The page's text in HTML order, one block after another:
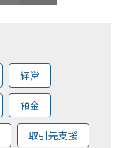
経営
預金
取引先支援